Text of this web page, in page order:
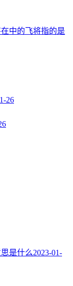
中的飞将指的是
26
是什么2023-01-